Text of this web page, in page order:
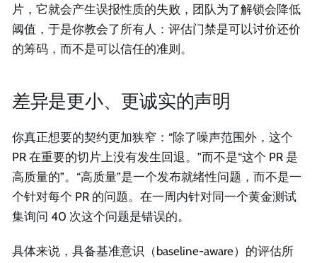
片，它就会产生误报性质的失败，团队为了解锁会降低
阈值，于是你教会了所有人：评估门禁是可以讨价还价
的筹码，而不是可以信任的准则。
差异是更小、更诚实的声明
你真正想要的契约更加狭窄：“除了噪声范围外，这个
PR 在重要的切片上没有发生回退。”而不是“这个 PR 是
高质量的”。“高质量”是一个发布就绪性问题，而不是一
个针对每个 PR 的问题。在一周内针对同一个黄金测试
集询问 40 次这个问题是错误的。
具体来说，具备基准意识（baseline-aware）的评估所